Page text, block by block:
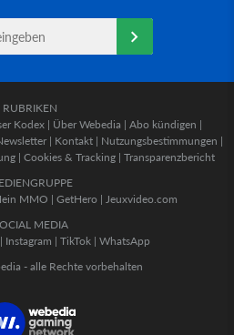
RUBRIKEN
Kodex | Über Webedia | Abo kündigen |
| Kontakt | Nutzungsbestimmungen |
| Cookies & Tracking | Transparenzbericht
MMO | GetHero | Jeuxvideo.com
MEDIA
| Instagram | TikTok | WhatsApp
- alle Rechte vorbehalten